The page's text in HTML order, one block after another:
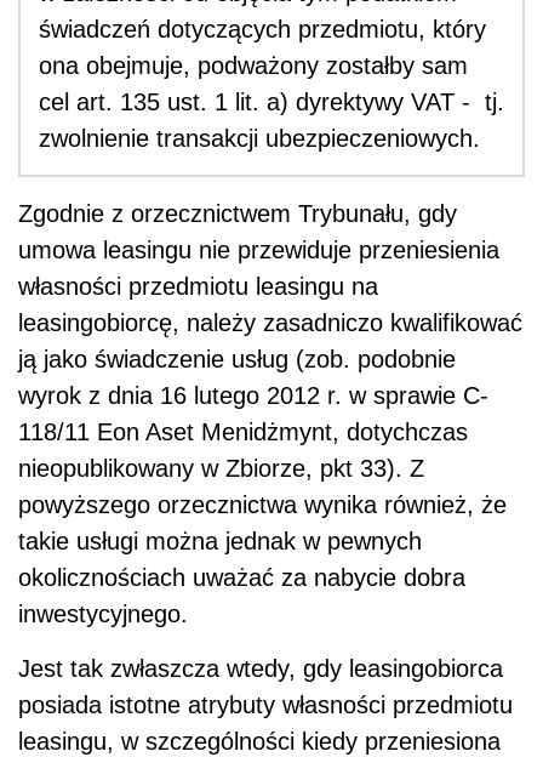
świadczeń dotyczących przedmiotu, który
ona obejmuje, podważony zostałby sam
cel art. 135 ust. 1 lit. a) dyrektywy VAT - tj.
zwolnienie transakcji ubezpieczeniowych.
Zgodnie z orzecznictwem Trybunału, gdy
umowa leasingu nie przewiduje przeniesienia
własności przedmiotu leasingu na
leasingobiorcę, należy zasadniczo kwalifikować
ją jako świadczenie usług (zob. podobnie
wyrok z dnia 16 lutego 2012 r. w sprawie C-
118/11 Eon Aset Menidżmynt, dotychczas
nieopublikowany w Zbiorze, pkt 33). Z
powyższego orzecznictwa wynika również, że
takie usługi można jednak w pewnych
okolicznościach uważać za nabycie dobra
inwestycyjnego.
Jest tak zwłaszcza wtedy, gdy leasingobiorca
posiada istotne atrybuty własności przedmiotu
leasingu, w szczególności kiedy przeniesiona